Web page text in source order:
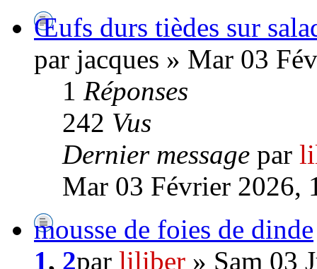
Œufs durs tièdes sur
par jacques » Mar 03
1 Réponses
242 Vus
Dernier message par
Mar 03 Février 2026,
mousse de foies de dinde
1, 2par liliber » Sam 03